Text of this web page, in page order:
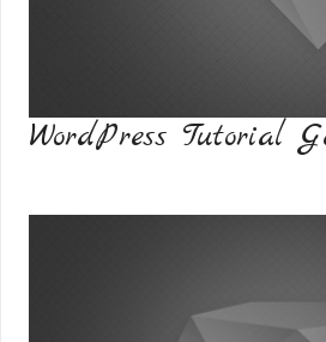
WordPress Tutorial